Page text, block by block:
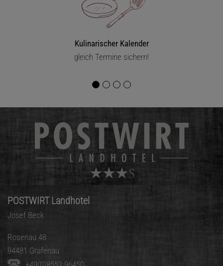
Kulinarischer Kalender
gleich Termine sichern!
POSTWIRT Landhotel
Josef Beck
Rosenau 48
94481 Grafenau